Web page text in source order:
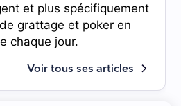
et plus spécifiquement
grattage et poker en
chaque jour.
Voir tous ses articles